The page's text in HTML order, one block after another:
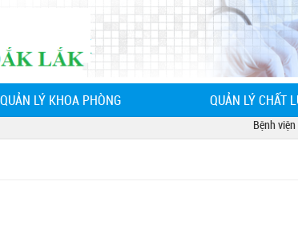
QUẢN LÝ KHOA PHÒNG QUẢN LÝ CHẤT
Bệnh viện